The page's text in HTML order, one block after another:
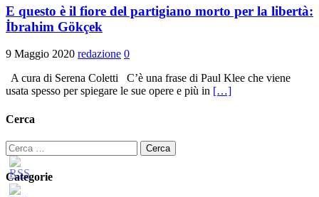
E questo è il fiore del partigiano morto per la libertà:
İbrahim Gökçek
9 Maggio 2020 redazione 0
A cura di Serena Coletti C’è una frase di Paul Klee che viene
usata spesso per spiegare le sue opere e più in […]
Cerca
Ricerca
per:
Categorie